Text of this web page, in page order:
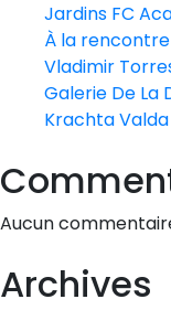
Jardins FC
À la
Vladimir
Galerie De La
Krachta Valda
Aucun
Archives